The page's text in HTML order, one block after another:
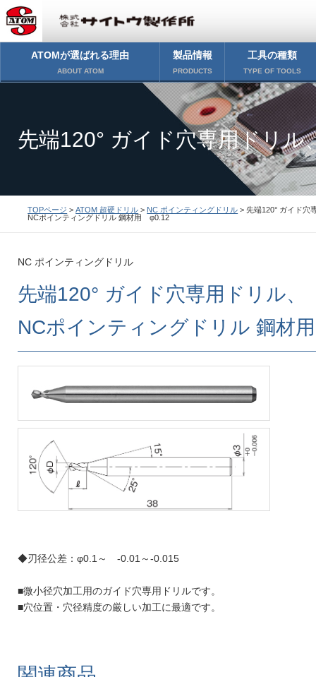
ATOMが選ばれる理由
ABOUT ATOM
製品情報
PRODUCTS
工具の種類
TYPE OF TOOLS
先端120° ガイド穴専用ドリル
NCポインティングドリル 鋼
TOPページ >ATOM 超硬ドリル > NC ポインティングドリル > 先端120° ガイド穴
NCポインティングドリル 鋼材用 φ0.12
NC ポインティングドリル
先端120° ガイド穴専用ドリル、
NCポインティングドリル 鋼材
◆刃径公差：φ0.1～ -0.01～-0.015
■微小径穴加工用のガイド穴専用ドリルです。
■穴位置・穴径精度の厳しい加工に最適です。